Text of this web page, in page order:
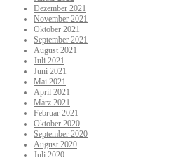
Dezember 2021
November 2021
Oktober 2021
September 2021
August 2021
Juli 2021
Juni 2021
Mai 2021
April 2021
März 2021
Februar 2021
Oktober 2020
September 2020
August 2020
Juli 2020